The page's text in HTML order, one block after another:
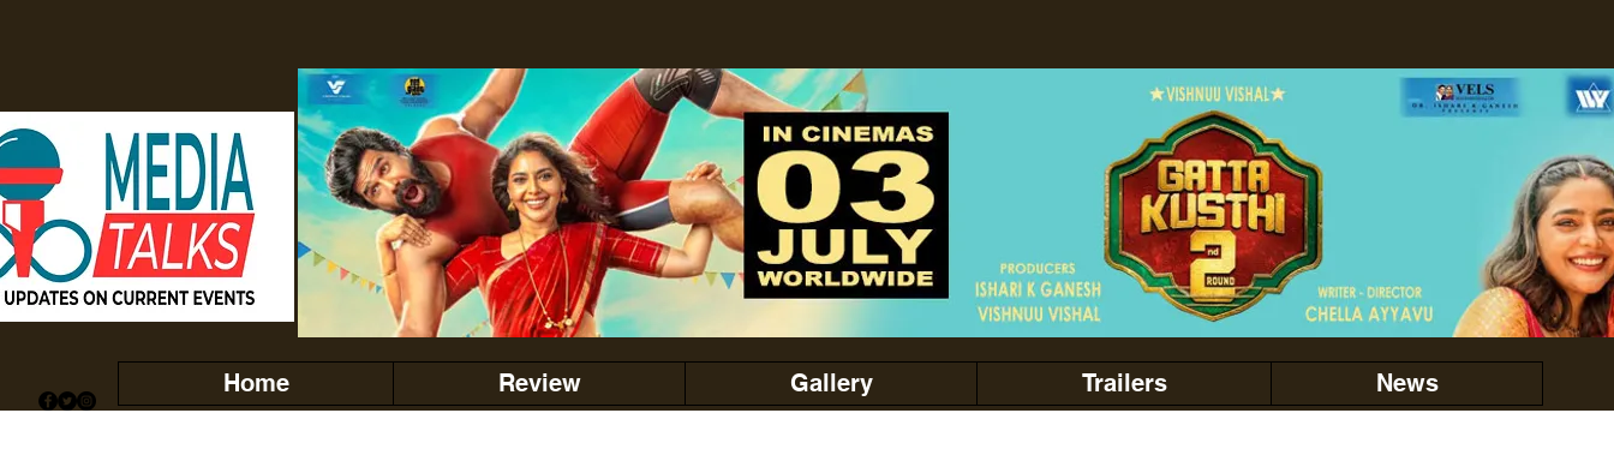
Home Review Gallery Trailers News